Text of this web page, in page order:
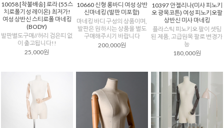
10058 [착불배송] 로라 (55스
치로폴기성 레이온) 최저가!
여성 상반신 스티로폴 마네킹
(BODY)
발판별도구매//허리 검은띠 없
이 출고됩니다!!
25,000원
10660 신형 롱바디 여성 상반
신마네킹 (발판 미포함)
마네킹 바디 구성의 상품이며,
발판은 원하시는 상품을 별도
구매해주시기 바랍니다
200,000원
10397 안젤리나(미샤 피노키
오 광목코튼) 여성 피노키오팔
상반신 미샤 마네킹
플라스틱 피노키오 팔이 셋팅
된 제품, 고급원목 팔로 변경가
능
180,000원